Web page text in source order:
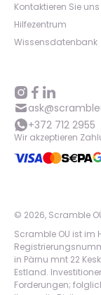
Kontaktieren Sie uns
Hilfezentrum
Wissensdatenbank
+372 712 2955
Wir akzeptieren
© 2026, Scramble
Scramble OU ist im
in Pärnu mnt 22
Estland.
Forderungen;